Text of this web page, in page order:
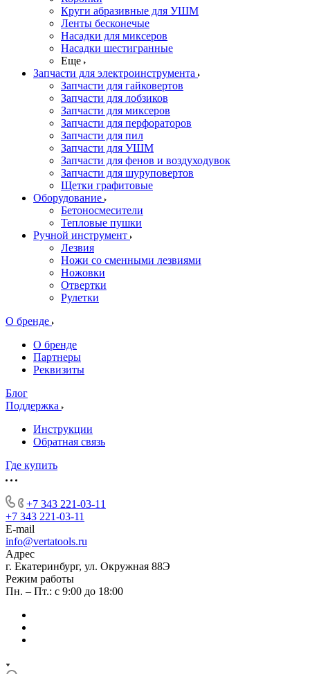
Круги абразивные для УШМ
Ленты бесконечые
Насадки для миксеров
Насадки шестигранные
Еще
Запчасти для электроинструмента
Запчасти для гайковертов
Запчасти для лобзиков
Запчасти для миксеров
Запчасти для перфораторов
Запчасти для пил
Запчасти для УШМ
Запчасти для фенов и воздуходувок
Запчасти для шуруповертов
Щетки графитовые
Оборудование
Бетоносмесители
Тепловые пушки
Ручной инструмент
Лезвия
Ножи со сменными лезвиями
Ножовки
Отвертки
Рулетки
О бренде
О бренде
Партнеры
Реквизиты
Блог
Поддержка
Инструкции
Обратная связь
Где купить
+7 343 221-03-11
+7 343 221-03-11
E-mail
info@vertatools.ru
Адрес
г. Екатеринбург, ул. Окружная 88Э
Режим работы
Пн. – Пт.: с 9:00 до 18:00